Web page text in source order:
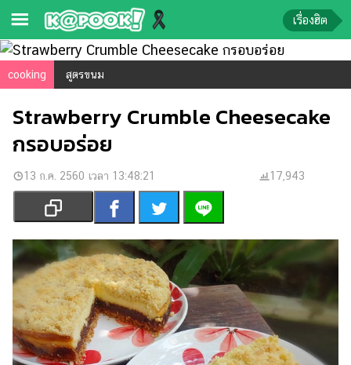
ข่าว-
ความ
รู้
ข่าว
ข่าว
บันเทิง
ตรวจ
หวย
ผล
บอล
สด
การ
เงิน
เรื่องฮิต
cooking สูตรขนม
Strawberry Crumble Cheesecake
กรอบอร่อย
13 ก.ค. 2560 เวลา 13:48:21 17,943